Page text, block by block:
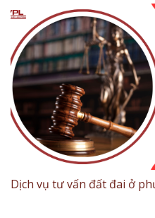
Dịch vụ tư vấn đất đai ở